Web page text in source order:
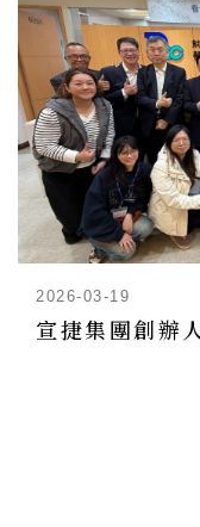
2026-03-19